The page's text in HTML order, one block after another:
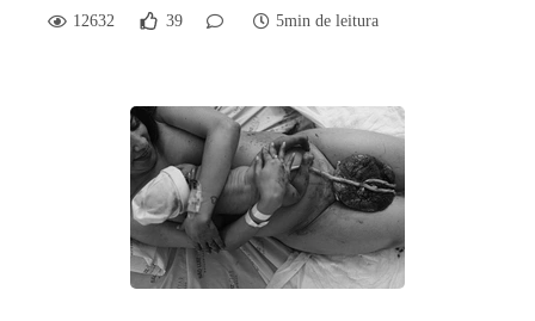
12632 39 5min de leitura